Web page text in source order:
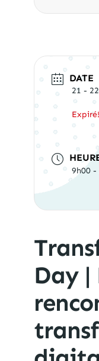
DATE
21 -
Expiré!
9h00 -
Day |